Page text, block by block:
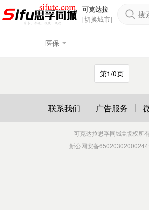
可克达拉
[切换城市]
搜
医保
第1/0页
联系我们 广告服务
可克达拉思孚同城©版权所
新公网安备